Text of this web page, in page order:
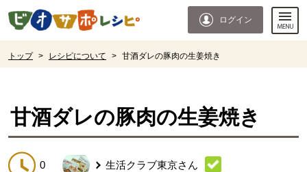
ページの先頭です。
ログイン
トップ > レシピについて > 甘酒ダレの豚肉の生姜焼き
甘酒ダレの豚肉の生姜焼き
0 生活クラブ東京さん